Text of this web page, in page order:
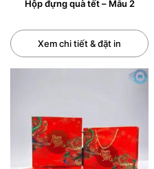
Hộp đựng quà tết – Mẫu 2
Xem chi tiết & đặt in